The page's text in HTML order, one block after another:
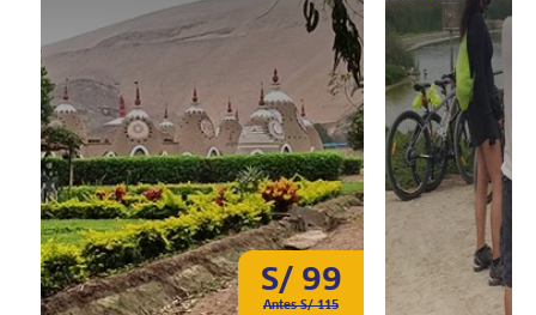
S/ 99
Antes S/ 115